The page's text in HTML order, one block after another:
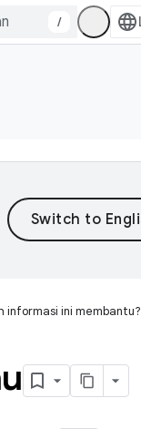
/
informasi ini membantu?